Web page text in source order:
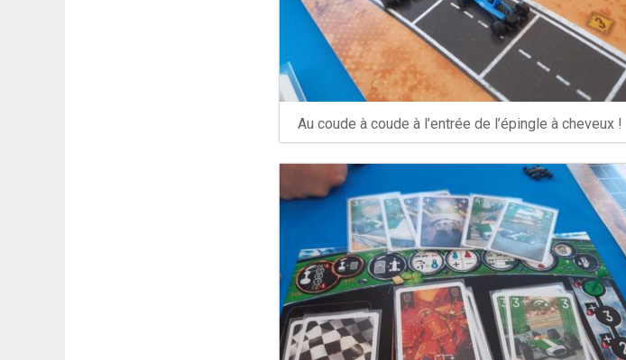
Au coude à coude à l’entrée de l’épingle à cheveux !